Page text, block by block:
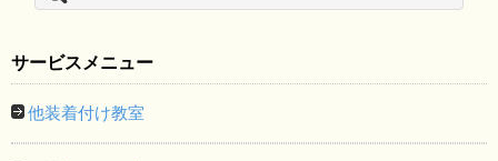
サービスメニュー
他装着付け教室